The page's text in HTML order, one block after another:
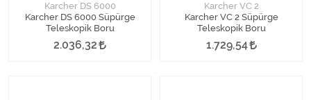
Karcher DS 6000
Karcher DS 6000 Süpürge
Teleskopik Boru
2.036,32
Karcher VC 2
Karcher VC 2 Süpürge
Teleskopik Boru
1.729,54